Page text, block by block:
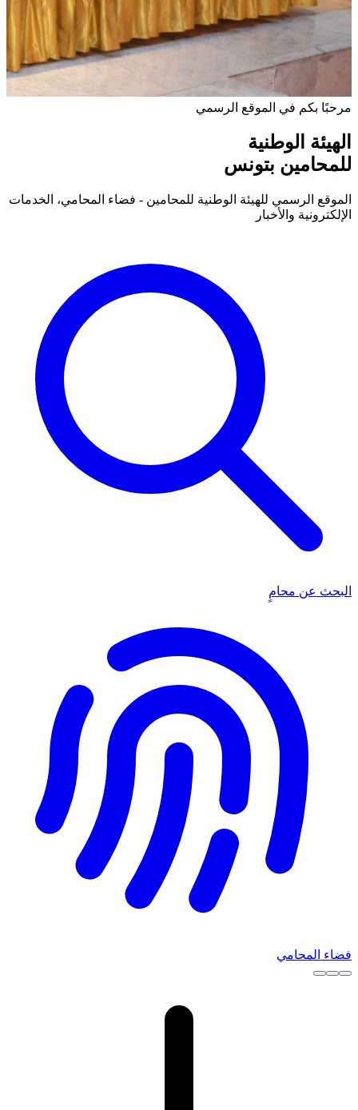
مرحبًا بكم في الموقع الرسمي
الهيئة الوطنية
للمحامين بتونس
الموقع الرسمي للهيئة الوطنية للمحامين - فضاء المحامي، الخدمات
الإلكترونية والأخبار
البحث عن محامٍ
فضاء المحامي